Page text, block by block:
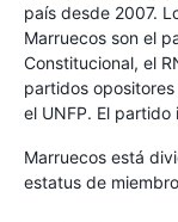
país desde 2007.
Marruecos son el
Constitucional, el
partidos
el UNFP. El partido
Marruecos está
estatus de